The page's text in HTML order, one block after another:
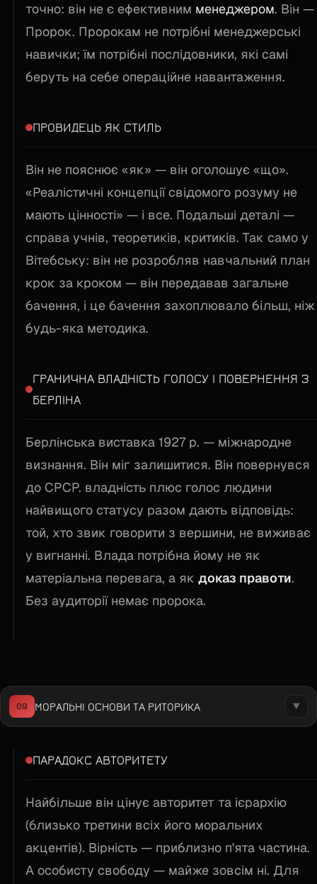
точно: він не є ефективним менеджером. Він —
Пророк. Пророкам не потрібні менеджерські
навички; їм потрібні послідовники, які самі
беруть на себе операційне навантаження.
ПРОВИДЕЦЬ ЯК СТИЛЬ
Він не пояснює «як» — він оголошує «що».
«Реалістичні концепції свідомого розуму не
мають цінності» — і все. Подальші деталі —
справа учнів, теоретиків, критиків. Так само у
Вітебську: він не розробляв навчальний план
крок за кроком — він передавав загальне
бачення, і це бачення захоплювало більш, ніж
будь-яка методика.
ГРАНИЧНА ВЛАДНІСТЬ ГОЛОСУ І ПОВЕРНЕННЯ З
БЕРЛІНА
Берлінська виставка 1927 р. — міжнародне
визнання. Він міг залишитися. Він повернувся
до СРСР. владність плюс голос людини
найвищого статусу разом дають відповідь:
той, хто звик говорити з вершини, не виживає
у вигнанні. Влада потрібна йому не як
матеріальна перевага, а як доказ правоти.
Без аудиторії немає пророка.
09 МОРАЛЬНІ ОСНОВИ ТА РИТОРИКА ▼
ПАРАДОКС АВТОРИТЕТУ
Найбільше він цінує авторитет та ієрархію
(близько третини всіх його моральних
акцентів). Вірність — приблизно п'ята частина.
А особисту свободу — майже зовсім ні. Для